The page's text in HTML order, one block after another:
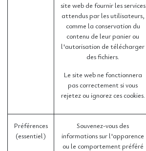
site web de fournir les services
attendus par les utilisateurs,
comme la conservation du
contenu de leur panier ou
l'autorisation de télécharger
des fichiers.
Le site web ne fonctionnera
pas correctement si vous
rejetez ou ignorez ces cookies.
Préférences
(essentiel)
Souvenez-vous des
informations sur l'apparence
ou le comportement préféré